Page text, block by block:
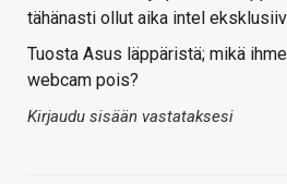
tähänasti ollut aika intel
Tuosta Asus läppäristä; mikä
webcam pois?
Kirjaudu sisään vastataksesi